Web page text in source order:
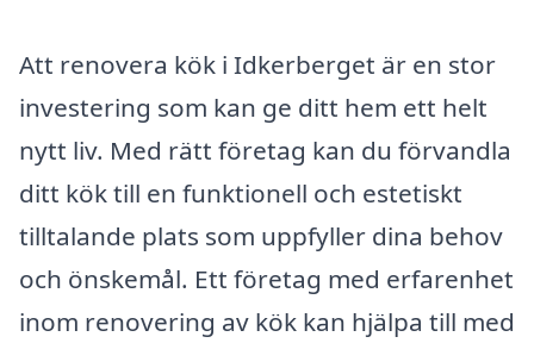
Att renovera kök i Idkerberget är en stor
investering som kan ge ditt hem ett helt
nytt liv. Med rätt företag kan du förvandla
ditt kök till en funktionell och estetiskt
tilltalande plats som uppfyller dina behov
och önskemål. Ett företag med erfarenhet
inom renovering av kök kan hjälpa till med